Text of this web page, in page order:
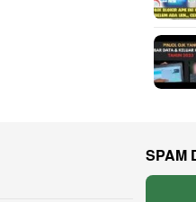
SPAM